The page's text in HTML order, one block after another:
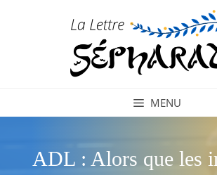
MENU
ADL : Alors que les